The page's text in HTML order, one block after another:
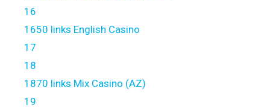
16
1650 links English Casino
17
18
1870 links Mix Casino (AZ)
19